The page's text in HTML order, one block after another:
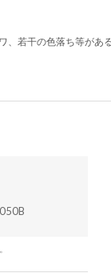
、若干の色落ち等があ